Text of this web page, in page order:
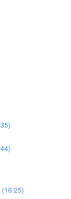
(16:25)